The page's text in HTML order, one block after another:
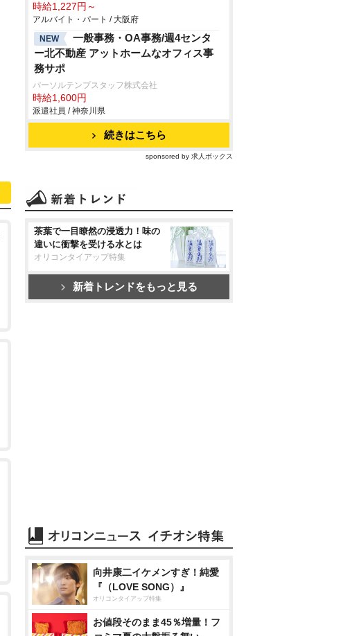
時給1,227円～
アルバイト・パート / 大阪府
NEW
一般事務・OA事務/週4センタ
ー北不動産 アットホームなオフィス事
務サポ
パーソルテンプスタッフ株式会社
時給1,600円
派遣社員 / 神奈川県
続きはこちら
sponsored by 求人ボックス
茶葉で一目瞭然の浸透力！味の
違いに衝撃を受ける水とは
オリコンタイアップ特集
新着トレンドをもっと見る
向井康二イケメンすぎ！純愛
『（LOVE SONG）』
オリコンタイアップ特集
お値段そのまま45％増量！フ